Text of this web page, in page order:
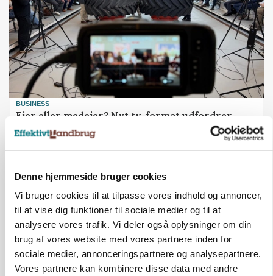
Denne hjemmeside bruger cookies
Vi bruger cookies til at tilpasse vores indhold og annoncer,
til at vise dig funktioner til sociale medier og til at
analysere vores trafik. Vi deler også oplysninger om din
brug af vores website med vores partnere inden for
sociale medier, annonceringspartnere og analysepartnere.
Vores partnere kan kombinere disse data med andre
BUSINESS
Ejer eller medejer? Nyt tv-format udfordrer
landbrugets ejerstruktur